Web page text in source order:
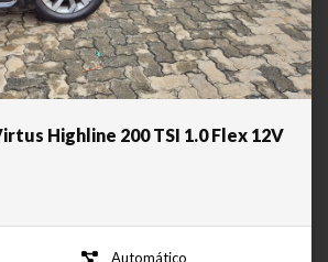
Highline 200 TSI 1.0 Flex 12V
Automático